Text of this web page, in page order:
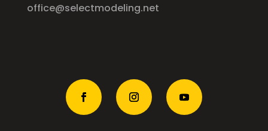
office@selectmodeling.net